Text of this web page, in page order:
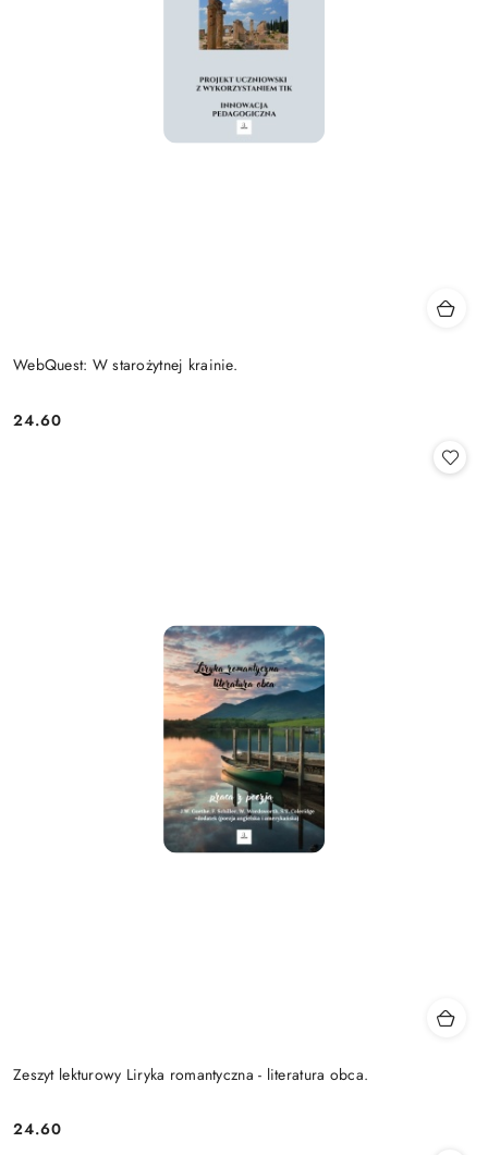
WebQuest: W starożytnej krainie.
Cena:
24.60
Zeszyt lekturowy Liryka romantyczna - literatura obca.
Cena:
24.60